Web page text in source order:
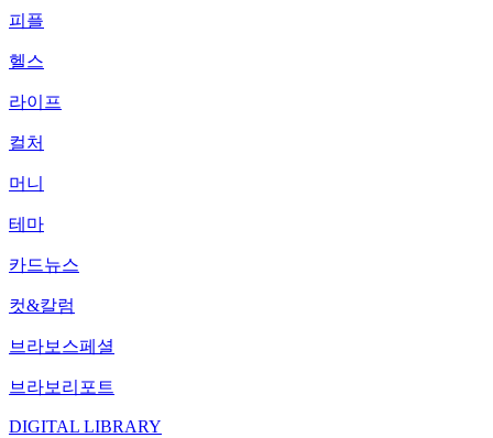
피플
헬스
라이프
컬처
머니
테마
카드뉴스
컷&칼럼
브라보스페셜
브라보리포트
DIGITAL LIBRARY